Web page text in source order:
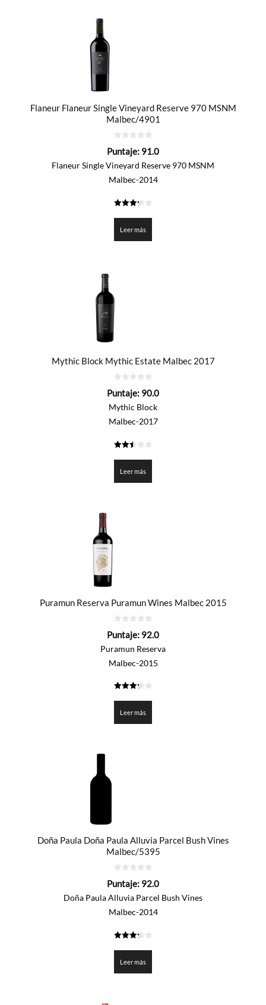
Flaneur Flaneur Single Vineyard Reserve 970 MSNM
Malbec/4901
de
Puntaje: 91.0
Flaneur Single Vineyard Reserve 970 MSNM
Malbec-2014
de 5
Leer más
Mythic Block Mythic Estate Malbec 2017
de
Puntaje: 90.0
Mythic Block
Malbec-2017
de 5
Leer más
Puramun Reserva Puramun Wines Malbec 2015
de
Puntaje: 92.0
Puramun Reserva
Malbec-2015
Leer más
Doña Paula Doña Paula Alluvia Parcel Bush Vines
Malbec/5395
de
Puntaje: 92.0
Doña Paula Alluvia Parcel Bush Vines
Malbec-2014
de 5
Leer más